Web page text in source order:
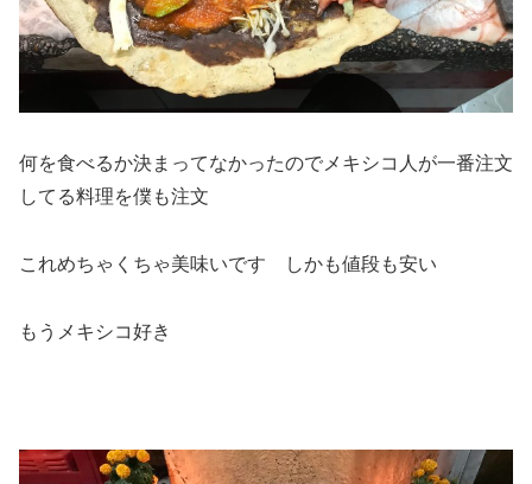
何を食べるか決まってなかったのでメキシコ人が一番注文
してる料理を僕も注文
これめちゃくちゃ美味いです しかも値段も安い
もうメキシコ好き